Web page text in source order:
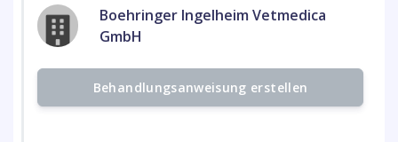
Boehringer Ingelheim Vetmedica
GmbH
Behandlungsanweisung erstellen